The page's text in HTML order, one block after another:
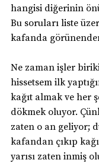
hangisi diğerinin
Bu soruları liste
kafanda
Ne zaman işler
hissetsem ilk
kağıt almak ve her
dökmek oluyor.
zaten o an geliyor;
kafandan çıkıp
yarısı zaten inmiş